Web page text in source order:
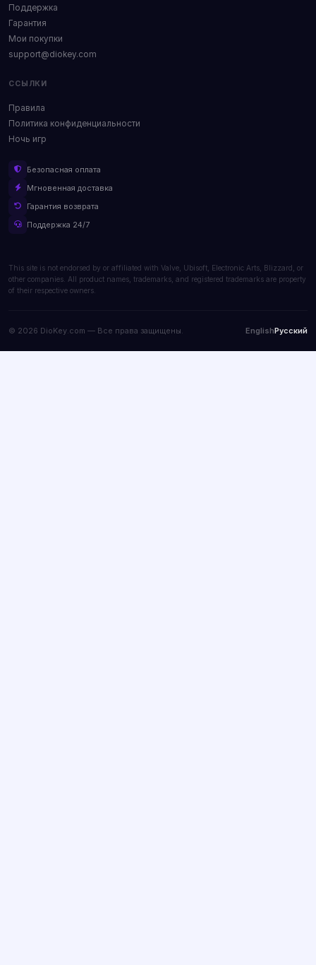
Поддержка
Гарантия
Мои покупки
support@diokey.com
ССЫЛКИ
Правила
Политика конфиденциальности
Ночь игр
Безопасная оплата
Мгновенная доставка
Гарантия возврата
Поддержка 24/7
This site is not endorsed by or affiliated with Valve, Ubisoft, Electronic Arts, Blizzard, or
other companies. All product names, trademarks, and registered trademarks are property
of their respective owners.
© 2026 DioKey.com — Все права защищены. EnglishРусский